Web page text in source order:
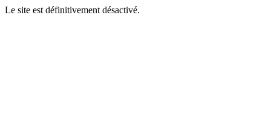
Le site est définitivement désactivé.